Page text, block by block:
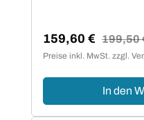
Verkaufspreis:
159,60 € Regulärer
199,50
Preise inkl. MwSt. zzgl.
In den